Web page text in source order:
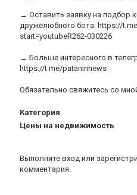
→ Оставить заявку на подбор
дружелюбного бота: https://
start=youtubeR262-030226
→ Больше интересного в
https://t.me/pataninnews
Обязательно свяжитесь со
Категория
Цены на недвижимость
Выполните вход или
комментария.